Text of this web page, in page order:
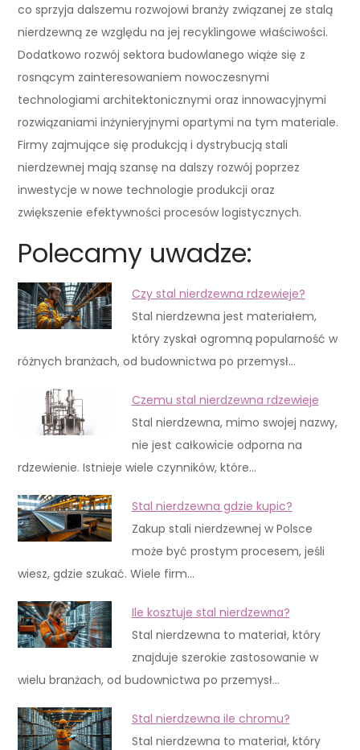
co sprzyja dalszemu rozwojowi branży związanej ze stalą
nierdzewną ze względu na jej recyklingowe właściwości.
Dodatkowo rozwój sektora budowlanego wiąże się z
rosnącym zainteresowaniem nowoczesnymi
technologiami architektonicznymi oraz innowacyjnymi
rozwiązaniami inżynieryjnymi opartymi na tym materiale.
Firmy zajmujące się produkcją i dystrybucją stali
nierdzewnej mają szansę na dalszy rozwój poprzez
inwestycje w nowe technologie produkcji oraz
zwiększenie efektywności procesów logistycznych.
Polecamy uwadze:
Czy stal nierdzewna rdzewieje?
Stal nierdzewna jest materiałem,
który zyskał ogromną popularność w
różnych branżach, od budownictwa po przemysł…
Czemu stal nierdzewna rdzewieje
Stal nierdzewna, mimo swojej nazwy,
nie jest całkowicie odporna na
rdzewienie. Istnieje wiele czynników, które…
Stal nierdzewna gdzie kupic?
Zakup stali nierdzewnej w Polsce
może być prostym procesem, jeśli
wiesz, gdzie szukać. Wiele firm…
Ile kosztuje stal nierdzewna?
Stal nierdzewna to materiał, który
znajduje szerokie zastosowanie w
wielu branżach, od budownictwa po przemysł…
Stal nierdzewna ile chromu?
Stal nierdzewna to materiał, który